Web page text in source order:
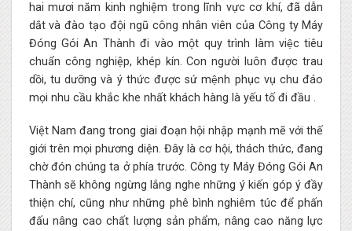
hai mươi năm kinh nghiệm trong lĩnh vực cơ khí, đã dẫn
dắt và đào tạo đội ngũ công nhân viên của Công ty Máy
Đóng Gói An Thành đi vào một quy trình làm việc tiêu
chuẩn công nghiệp, khép kín. Con người luôn được trau
dồi, tu dưỡng và ý thức được sứ mệnh phục vụ chu đáo
mọi nhu cầu khắc khe nhất khách hàng là yếu tố đi đầu .
Việt Nam đang trong giai đoạn hội nhập mạnh mẽ với thế
giới trên mọi phương diện. Đây là cơ hội, thách thức, đang
chờ đón chúng ta ở phía trước. Công ty Máy Đóng Gói An
Thành sẽ không ngừng lắng nghe những ý kiến góp ý đầy
thiện chí, cũng như những phê bình nghiêm túc để phấn
đấu nâng cao chất lượng sản phẩm, nâng cao năng lực